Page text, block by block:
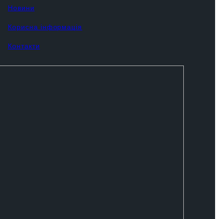
Новини
Корисна інформація
Контакти